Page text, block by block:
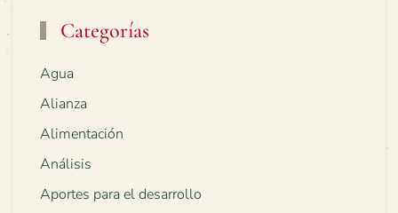
Categorías
Agua
Alianza
Alimentación
Análisis
Aportes para el desarrollo